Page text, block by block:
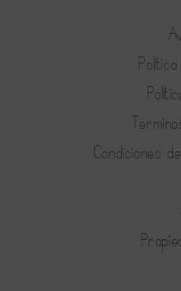
Condiciones